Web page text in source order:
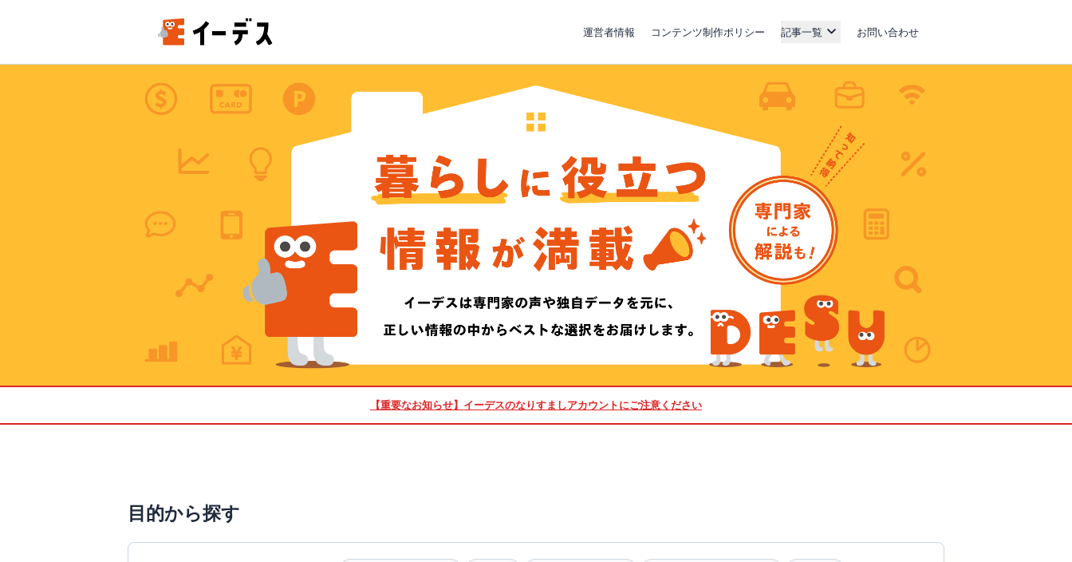
運営者情報 コンテンツ制作ポリシー 記事一覧 お問い合わせ
【重要なお知らせ】 イーデスのなりすましアカウントにご注意ください
目的から探す